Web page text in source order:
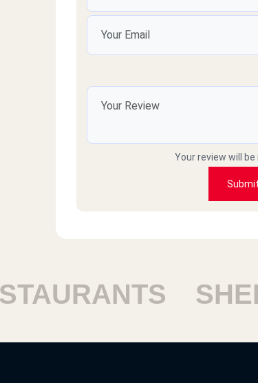
خدمة زي الزفت مش معقول علشان تطلب تعقد علي الانتظار 25 دقيقة مش
وماجاش وصارو ما يردو على التلفون
Mostafa Kandil
خدمة توصيل سيئة للغاية
Your review will